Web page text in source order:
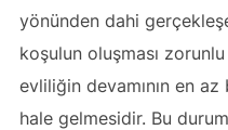
yönünden dahi
koşulun oluşması
evliliğin devamının en
hale gelmesidir. Bu